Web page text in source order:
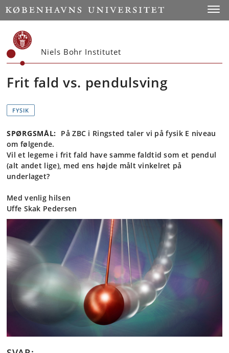
Start
Niels Bohr Institutet
Frit fald vs. pendulsving
FYSIK
SPØRGSMÅL: På ZBC i Ringsted taler vi på fysik E niveau
om følgende.
Vil et legeme i frit fald have samme faldtid som et pendul
(alt andet lige), med ens højde målt vinkelret på
underlaget?
Med venlig hilsen
Uffe Skak Pedersen